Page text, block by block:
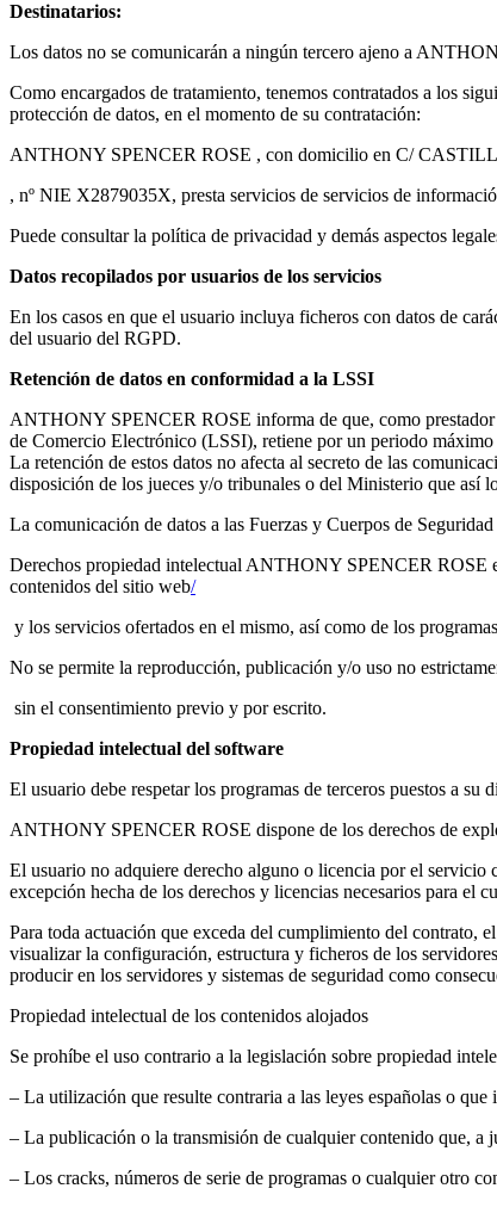
Destinatarios:
Los datos no se comunicarán a ningún tercero ajeno a
Como encargados de tratamiento, tenemos contratados a los
protección de datos, en el momento de su contratación:
ANTHONY SPENCER ROSE , con domicilio en C/
, nº NIE X2879035X, presta servicios de servicios de
Puede consultar la política de privacidad y demás aspectos
Datos recopilados por usuarios de los servicios
En los casos en que el usuario incluya ficheros con datos de
del usuario del RGPD.
Retención de datos en conformidad a la LSSI
ANTHONY SPENCER ROSE informa de que, como
de Comercio Electrónico (LSSI), retiene por un periodo
La retención de estos datos no afecta al secreto de las
disposición de los jueces y/o tribunales o del Ministerio que así
La comunicación de datos a las Fuerzas y Cuerpos de
Derechos propiedad intelectual ANTHONY SPENCER ROSE
contenidos del sitio web/
y los servicios ofertados en el mismo, así como de los
No se permite la reproducción, publicación y/o uso no
sin el consentimiento previo y por escrito.
Propiedad intelectual del software
El usuario debe respetar los programas de terceros puestos a
ANTHONY SPENCER ROSE dispone de los derechos de
El usuario no adquiere derecho alguno o licencia por el
excepción hecha de los derechos y licencias necesarios para el
Para toda actuación que exceda del cumplimiento del
visualizar la configuración, estructura y ficheros de los
producir en los servidores y sistemas de seguridad como
Propiedad intelectual de los contenidos alojados
Se prohíbe el uso contrario a la legislación sobre propiedad
– La utilización que resulte contraria a las leyes españolas o que
– La publicación o la transmisión de cualquier contenido que,
– Los cracks, números de serie de programas o cualquier otro